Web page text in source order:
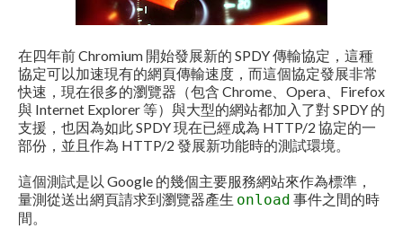
在四年前 Chromium 開始發展新的 SPDY 傳輸協定，這種
協定可以加速現有的網頁傳輸速度，而這個協定發展非常
快速，現在很多的瀏覽器（包含 Chrome、Opera、Firefox
與 Internet Explorer 等）與大型的網站都加入了對 SPDY 的
支援，也因為如此 SPDY 現在已經成為 HTTP/2 協定的一
部份，並且作為 HTTP/2 發展新功能時的測試環境。
這個測試是以 Google 的幾個主要服務網站來作為標準，
量測從送出網頁請求到瀏覽器產生 onload 事件之間的時
間。